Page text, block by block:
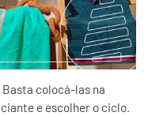
colocá-las na
e escolher o ciclo.